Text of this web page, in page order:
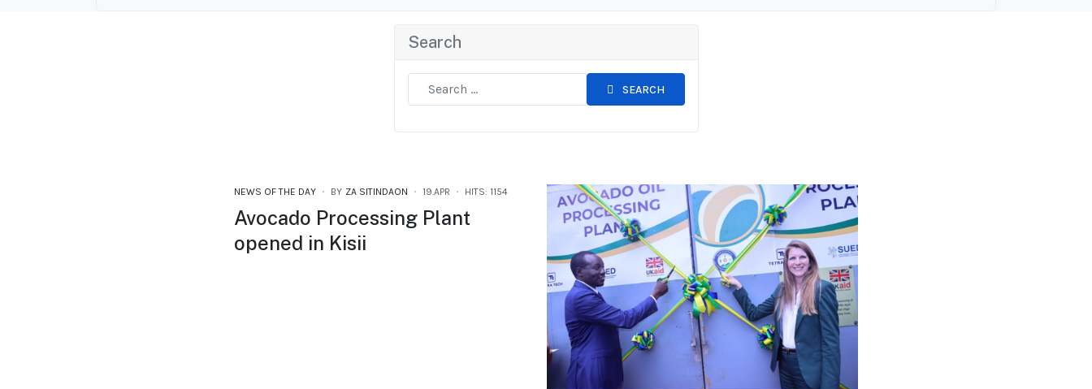
Search
SEARCH
NEWS OF THE DAY BY ZA SITINDAON 19.APR HITS: 1154
Avocado Processing Plant
opened in Kisii